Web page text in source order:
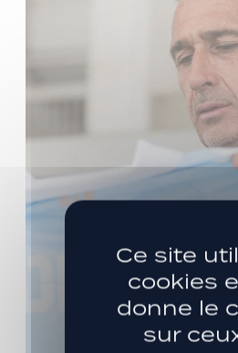
Ce site
cookies
donne le
sur